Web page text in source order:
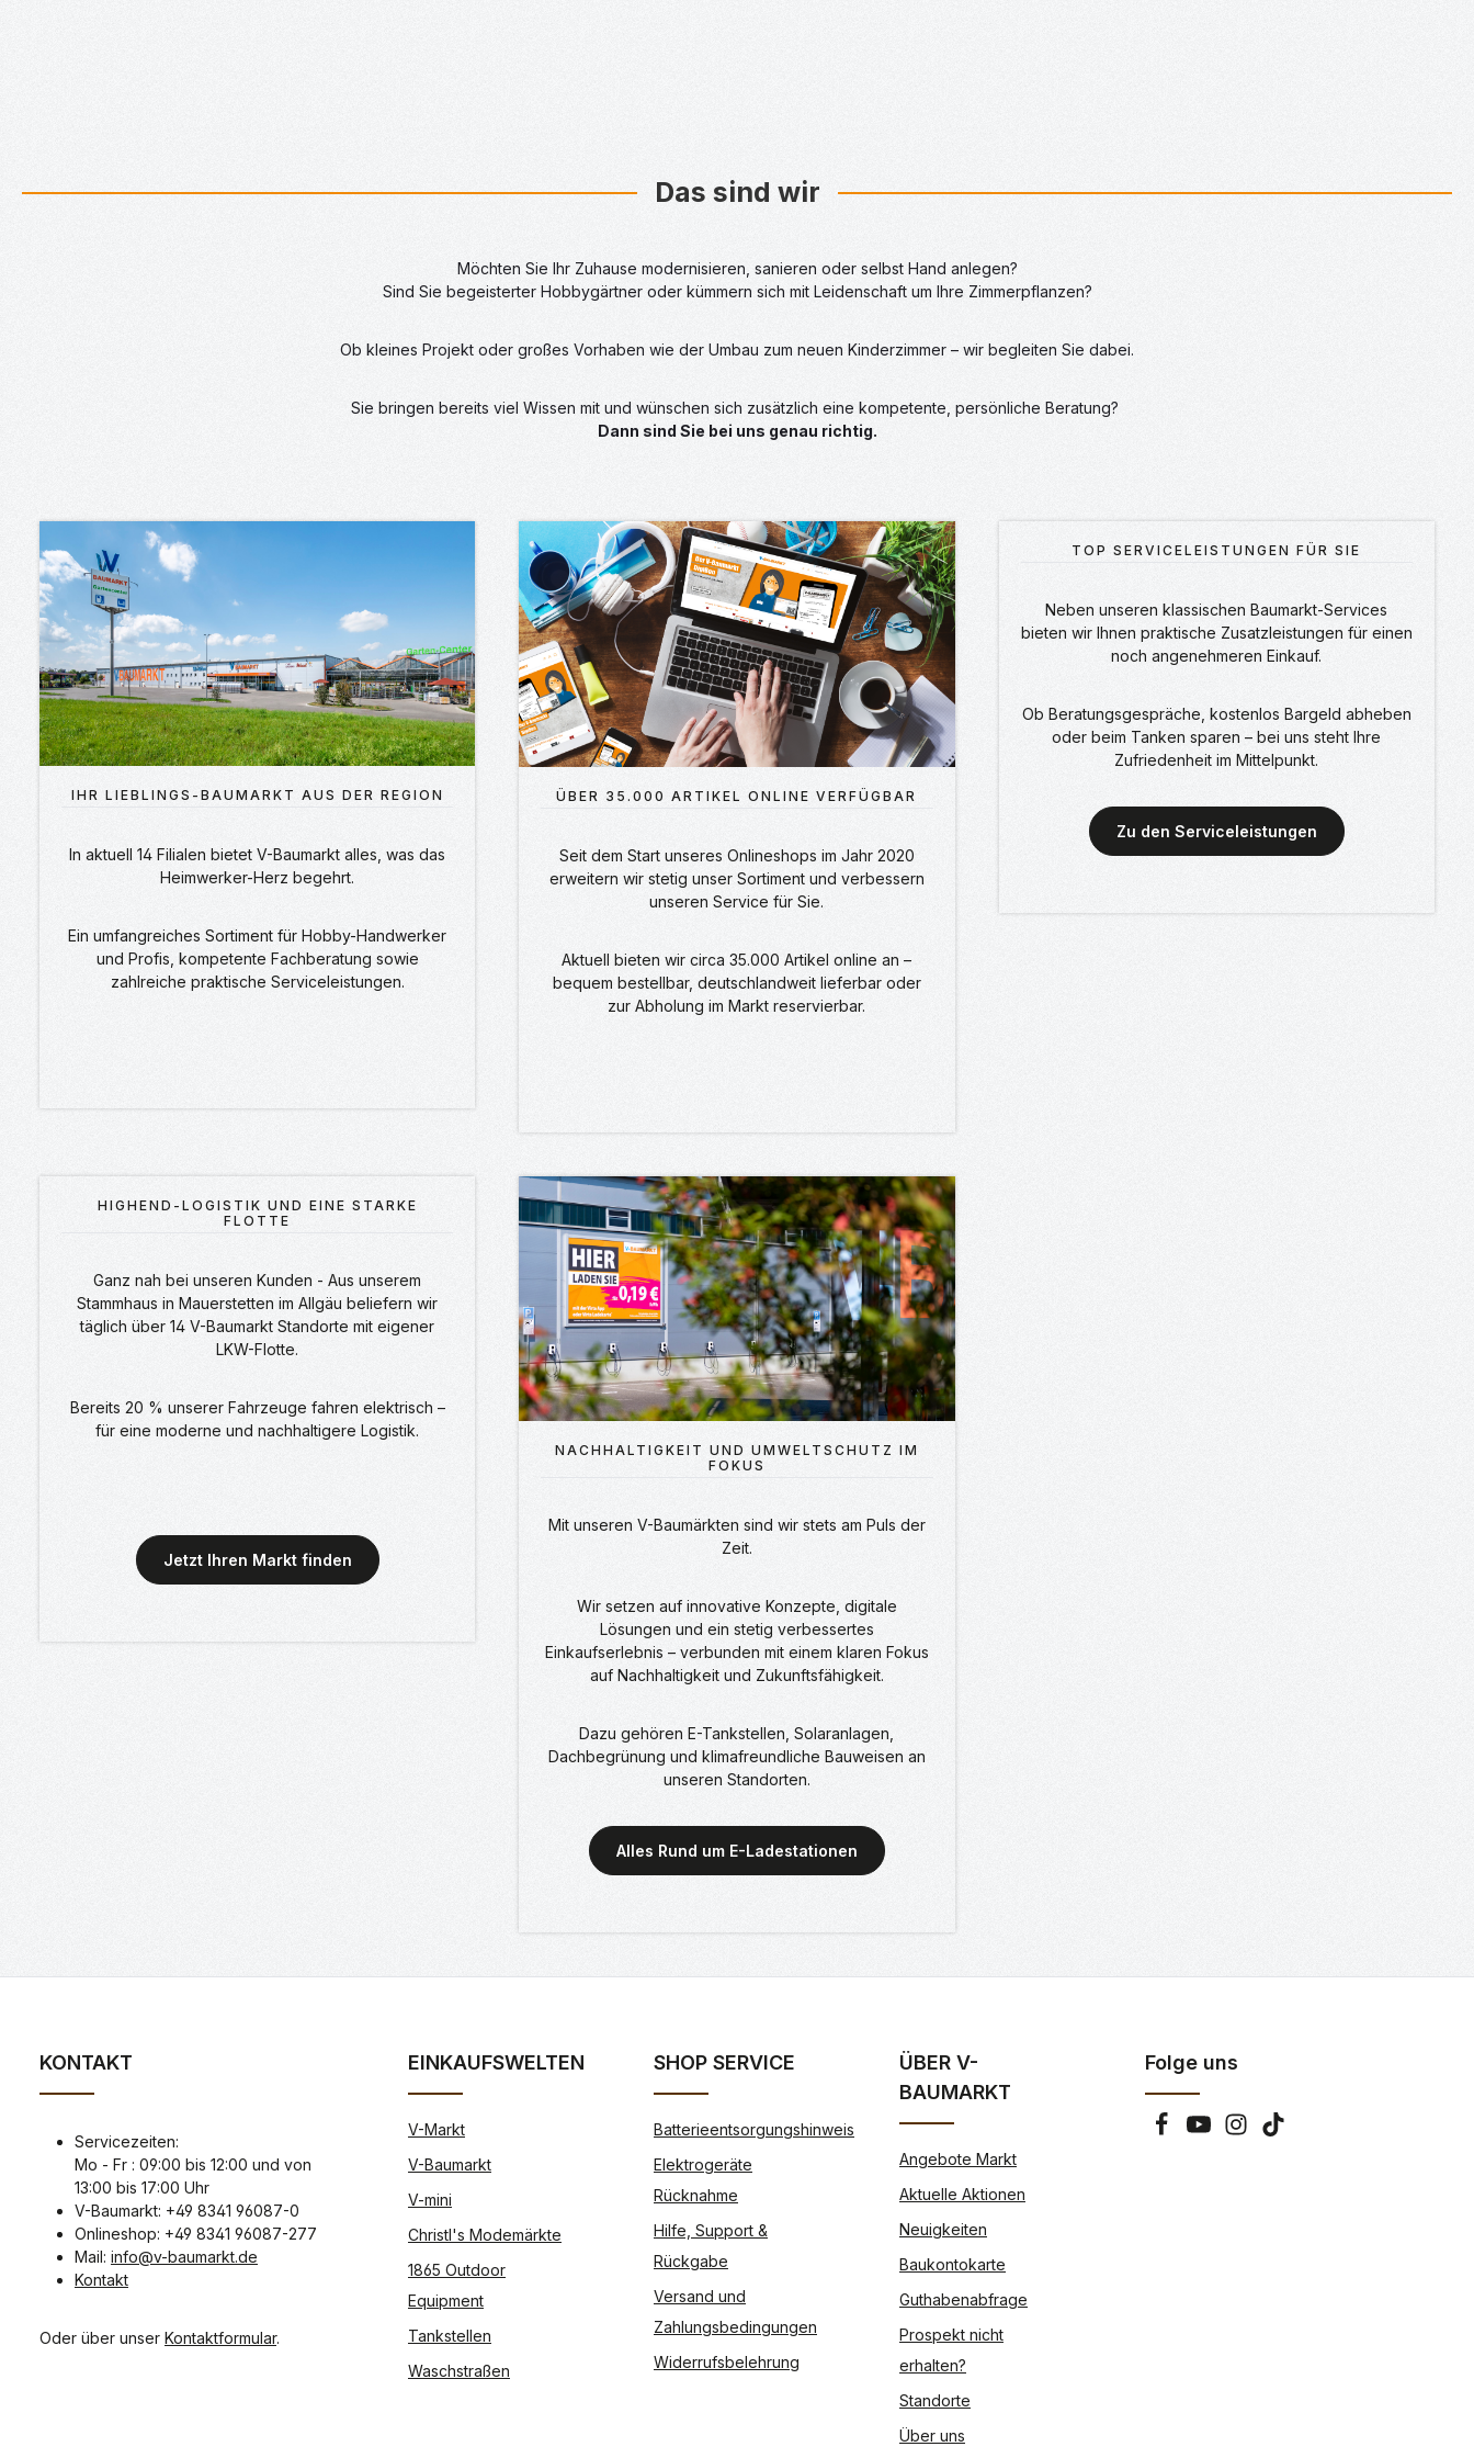
Das sind wir
Möchten Sie Ihr Zuhause modernisieren, sanieren oder selbst Hand anlegen?
Sind Sie begeisterter Hobbygärtner oder kümmern sich mit Leidenschaft um Ihre Zimmerpflanzen?
Ob kleines Projekt oder großes Vorhaben wie der Umbau zum neuen Kinderzimmer – wir begleiten Sie dabei.
Sie bringen bereits viel Wissen mit und wünschen sich zusätzlich eine kompetente, persönliche Beratung?
Dann sind Sie bei uns genau richtig.
IHR LIEBLINGS-BAUMARKT AUS DER REGION
In aktuell 14 Filialen bietet V-Baumarkt alles, was das
Heimwerker-Herz begehrt.
Ein umfangreiches Sortiment für Hobby-Handwerker
und Profis, kompetente Fachberatung sowie
zahlreiche praktische Serviceleistungen.
ÜBER 35.000 ARTIKEL ONLINE VERFÜGBAR
Seit dem Start unseres Onlineshops im Jahr 2020
erweitern wir stetig unser Sortiment und verbessern
unseren Service für Sie.
Aktuell bieten wir circa 35.000 Artikel online an –
bequem bestellbar, deutschlandweit lieferbar oder
zur Abholung im Markt reservierbar.
TOP SERVICELEISTUNGEN FÜR SIE
Neben unseren klassischen Baumarkt-Services
bieten wir Ihnen praktische Zusatzleistungen für einen
noch angenehmeren Einkauf.
Ob Beratungsgespräche, kostenlos Bargeld abheben
oder beim Tanken sparen – bei uns steht Ihre
Zufriedenheit im Mittelpunkt.
Zu den Serviceleistungen
HIGHEND-LOGISTIK UND EINE STARKE
FLOTTE
Ganz nah bei unseren Kunden - Aus unserem
Stammhaus in Mauerstetten im Allgäu beliefern wir
täglich über 14 V-Baumarkt Standorte mit eigener
LKW-Flotte.
Bereits 20 % unserer Fahrzeuge fahren elektrisch –
für eine moderne und nachhaltigere Logistik.
Jetzt Ihren Markt finden
NACHHALTIGKEIT UND UMWELTSCHUTZ IM
FOKUS
Mit unseren V-Baumärkten sind wir stets am Puls der
Zeit.
Wir setzen auf innovative Konzepte, digitale
Lösungen und ein stetig verbessertes
Einkaufserlebnis – verbunden mit einem klaren Fokus
auf Nachhaltigkeit und Zukunftsfähigkeit.
Dazu gehören E-Tankstellen, Solaranlagen,
Dachbegrünung und klimafreundliche Bauweisen an
unseren Standorten.
Alles Rund um E-Ladestationen
KONTAKT
Servicezeiten:
Mo - Fr : 09:00 bis 12:00 und von
13:00 bis 17:00 Uhr
V-Baumarkt: +49 8341 96087-0
Onlineshop: +49 8341 96087-277
Mail: info@v-baumarkt.de
Kontakt
Oder über unser Kontaktformular.
EINKAUFSWELTEN
V-Markt
V-Baumarkt
V-mini
Christl's Modemärkte
1865 Outdoor
Equipment
Tankstellen
Waschstraßen
SHOP SERVICE
Batterieentsorgungshinweis
Elektrogeräte
Rücknahme
Hilfe, Support &
Rückgabe
Versand und
Zahlungsbedingungen
Widerrufsbelehrung
ÜBER V-
BAUMARKT
Angebote Markt
Aktuelle Aktionen
Neuigkeiten
Baukontokarte
Guthabenabfrage
Prospekt nicht
erhalten?
Standorte
Über uns
Folge uns